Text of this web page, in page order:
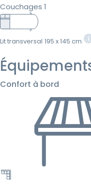
Couchages 1
Lit transversal 195 x 145 cm
Confort à bord